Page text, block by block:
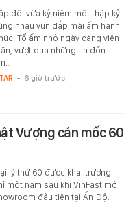
đôi vừa kỷ niệm một thập kỷ
nhau vun đắp mái ấm hạnh
Tổ ấm nhỏ ngày càng viên
vượt qua những tin đồn
- 6 giờ trước
Vượng cán mốc 60
lý thứ 60 được khai trương
một năm sau khi VinFast mở
đầu tiên tại Ấn Độ.